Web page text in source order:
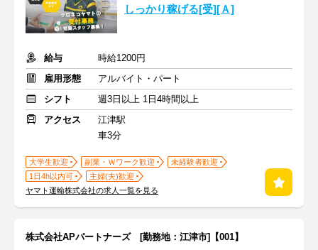
しっかり稼げる[受][Ａ]
給与
時給1200円
雇用形態
アルバイト・パート
シフト
週3日以上 1日4時間以上
アクセス
江津駅
車3分
大学生歓迎 副業・Ｗワーク歓迎
未経験者歓迎
1日4h以内可
主婦(夫)歓迎
ヤマト運輸株式会社の求人一覧を見る
株式会社APパートナーズ [勤務地：江津市]【001】